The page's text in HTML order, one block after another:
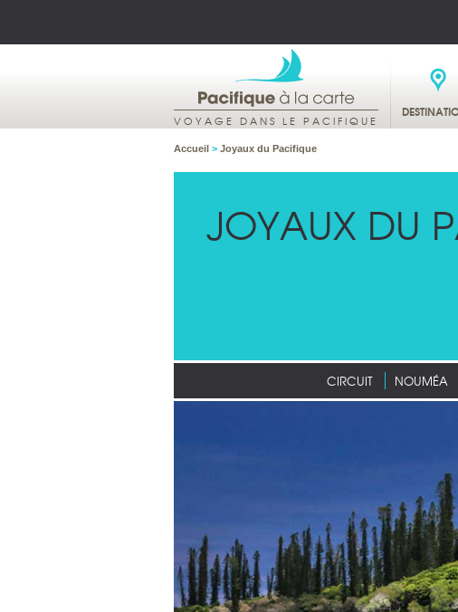
VOYAGE DANS LE PACIFIQUE
Accueil > Joyaux du Pacifique
JOYAUX DU
CIRCUIT NOUMÉA